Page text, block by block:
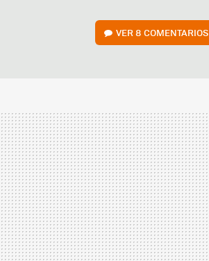
VER8 COMENTARIOS